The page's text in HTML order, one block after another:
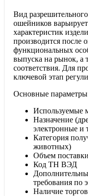
Вид
ошейников
характеристик
производится после
функциональных
выпуска на рынок, а
соответствия. Для
ключевой этап
Основные
Используемые
Назначение
электронные и
Категория
животных)
Объем
Код ТН ВЭД
требования по
Наличие